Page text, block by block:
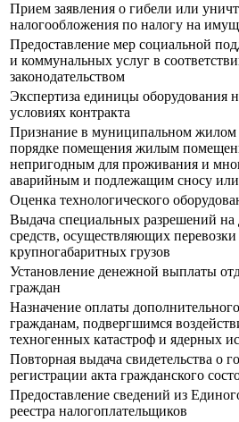
Прием заявления о гибели или
налогообложения по налогу на
Предоставление мер социальной
и коммунальных услуг в
законодательством
Экспертиза единицы оборудования
условиях контракта
Признание в муниципальном жилом
порядке помещения жилым
непригодным для проживания и
аварийным и подлежащим сносу или
Оценка технологического
Выдача специальных разрешений
средств, осуществляющих
крупногабаритных грузов
Установление денежной выплаты
граждан
Назначение оплаты
гражданам, подвергшимся
техногенных катастроф и ядерных
Повторная выдача свидетельства о
регистрации акта гражданского
Предоставление сведений из
реестра налогоплательщиков